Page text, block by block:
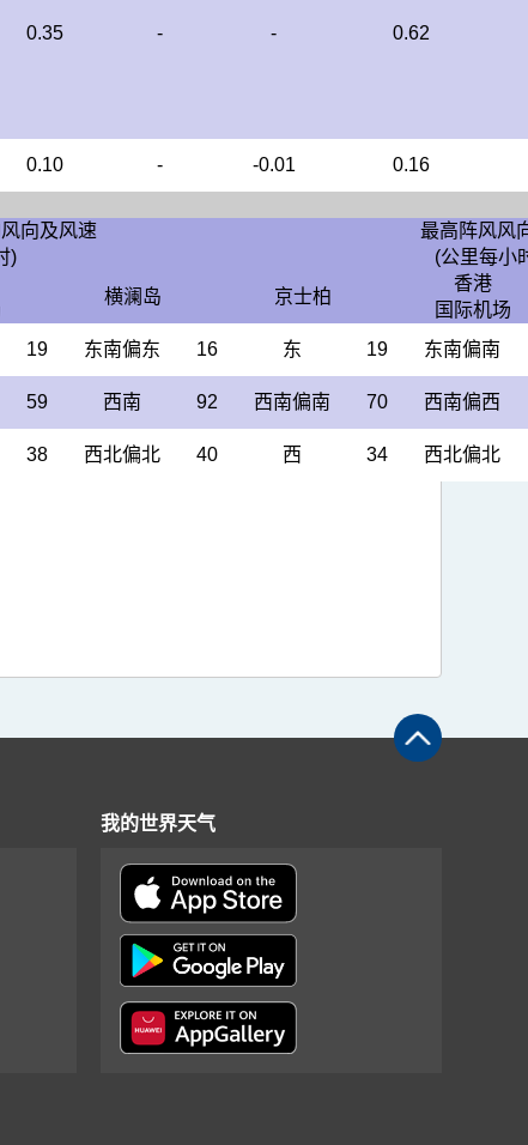
0.35 - - 0.62
0.10 - -0.01 0.16
向及风速
)
最高阵风风
(公里每小
横澜岛 京士柏
香港
国际机场
19 东南偏东 16 东 19
东南偏南
59 西南 92 西南偏南 70
西南偏西
38 西北偏北 40 西 34
西北偏北
我的世界天气